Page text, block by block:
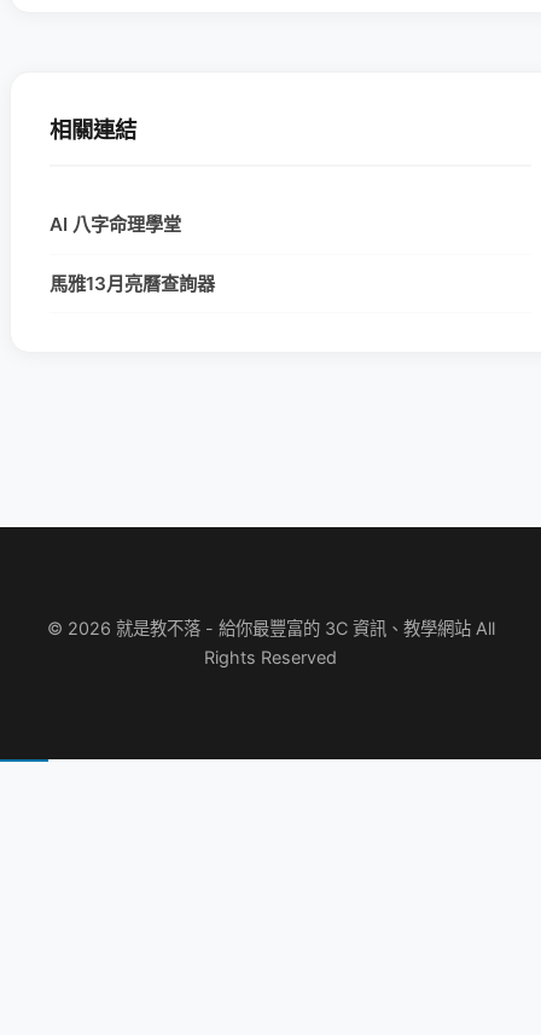
相關連結
AI 八字命理學堂
馬雅13月亮曆查詢器
© 2026 就是教不落 - 給你最豐富的 3C 資訊、教學網站 All
Rights Reserved